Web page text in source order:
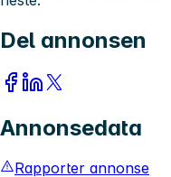
Del annonsen
Annonsedata
Rapporter annonse